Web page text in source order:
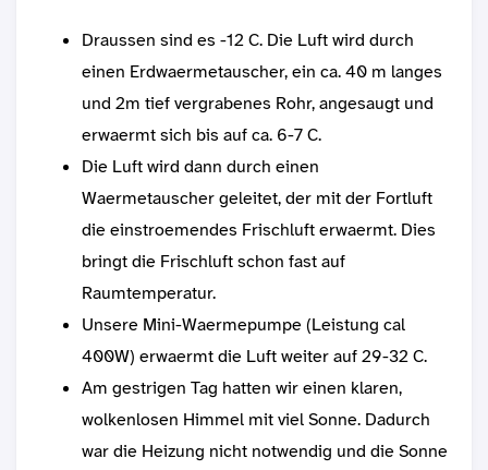
Draussen sind es -12 C. Die Luft wird durch
einen Erdwaermetauscher, ein ca. 40 m langes
und 2m tief vergrabenes Rohr, angesaugt und
erwaermt sich bis auf ca. 6-7 C.
Die Luft wird dann durch einen
Waermetauscher geleitet, der mit der Fortluft
die einstroemendes Frischluft erwaermt. Dies
bringt die Frischluft schon fast auf
Raumtemperatur.
Unsere Mini-Waermepumpe (Leistung cal
400W) erwaermt die Luft weiter auf 29-32 C.
Am gestrigen Tag hatten wir einen klaren,
wolkenlosen Himmel mit viel Sonne. Dadurch
war die Heizung nicht notwendig und die Sonne